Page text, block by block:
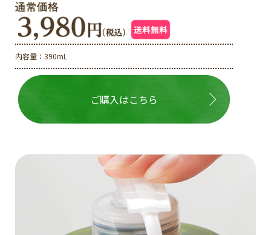
内容量：390mL
ご購入はこちら